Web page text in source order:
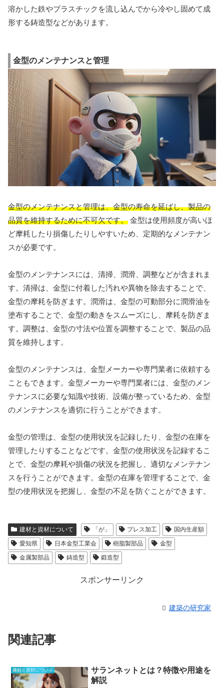
溶かした鉄やプラスチックを流し込んでから冷やし固めて成
形する鋳造型などがあります。
金型のメンテナンスと管理
金型のメンテナンスと管理は、金型の寿命を延ばし、製品の
品質を維持するために不可欠です。 金型は使用頻度が高いほ
ど摩耗したり損傷したりしやすいため、定期的なメンテナン
スが必要です。
金型のメンテナンスには、清掃、潤滑、調整などが含まれま
す。清掃は、金型に付着した汚れや異物を除去することで、
金型の摩耗を防ぎます。潤滑は、金型の可動部分に潤滑油を
塗布することで、金型の動きをスムーズにし、摩耗を防ぎま
す。調整は、金型の寸法や位置を調整することで、製品の品
質を維持します。
金型のメンテナンスは、金型メーカーや専門業者に依頼する
こともできます。金型メーカーや専門業者には、金型のメン
テナンスに必要な知識や技術、設備が整っているため、金型
のメンテナンスを適切に行うことができます。
金型の管理は、金型の使用状況を記録したり、金型の在庫を
管理したりすることなどです。金型の使用状況を記録するこ
とで、金型の摩耗や損傷の状況を把握し、適切なメンテナン
スを行うことができます。金型の在庫を管理することで、金
型の使用状況を把握し、金型の不足を防ぐことができます。
建材と資材について 「が」 プレス加工
国内生産額
愛知県
日本金型工業会 樹脂製部品
金型
金属製部品
鋳造型 鍛造型
スポンサーリンク
建築の研究家
関連記事
建材と資材について
サランネットとは？特徴や用途を
解説